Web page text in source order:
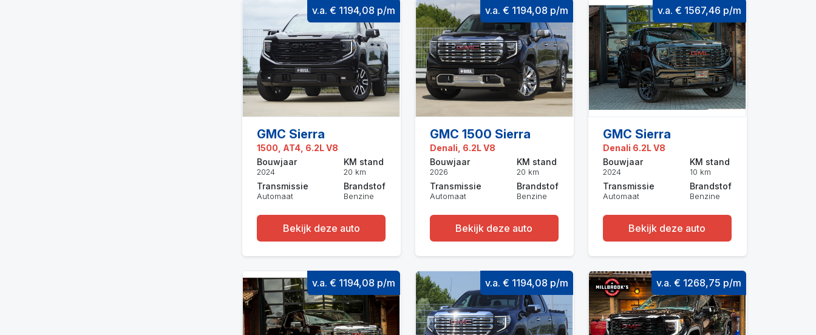
v.a. € 1194,08 p/m
GMC Sierra
1500, AT4, 6.2L V8
Bouwjaar
2024
Transmissie
Automaat
KM stand
20 km
Brandstof
Benzine
Bekijk deze auto
v.a. € 1194,08 p/m
GMC 1500 Sierra
Denali, 6.2L V8
Bouwjaar
2026
Transmissie
Automaat
KM stand
20 km
Brandstof
Benzine
Bekijk deze auto
v.a. € 1567,46 p/m
GMC Sierra
Denali 6.2L V8
Bouwjaar
2024
Transmissie
Automaat
KM stand
10 km
Brandstof
Benzine
Bekijk deze auto
v.a. € 1194,08 p/m v.a. € 1194,08 p/m v.a. € 1268,75 p/m